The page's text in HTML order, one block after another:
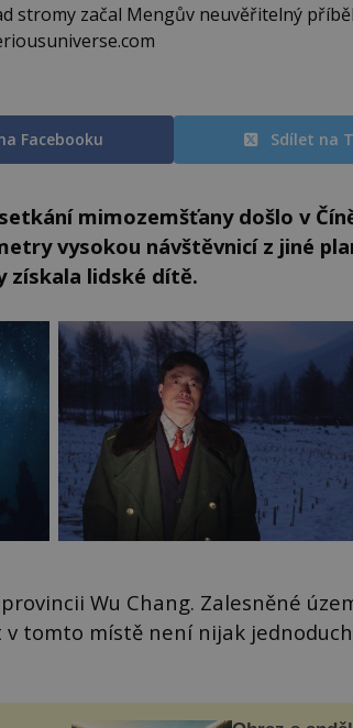
stromy začal Mengův neuvěřitelný
Facebooku Sdílet na
mimozemšťany došlo v
vysokou návštěvnicí z jiné
získala lidské dítě.
Wu Chang. Zalesněné
tomto místě není nijak